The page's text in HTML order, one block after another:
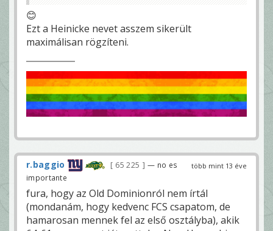
😊
Ezt a Heinicke nevet asszem sikerült
maximálisan rögzíteni.
több mint 13 éve
r.baggio 65 225
— no es
importante
fura, hogy az Old Dominionról nem írtál
(mondanám, hogy kedvenc FCS csapatom, de
hamarosan mennek fel az első osztályba), akik